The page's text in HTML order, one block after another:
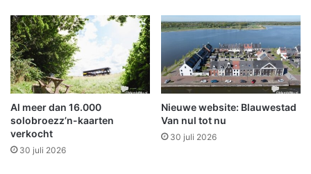
r
k
t
p
l
e
i
n
F
C
D
e
H
a
r
d
e
n
Al meer dan 16.000
solobroezz’n-kaarten
verkocht
30 juli 2026
Nieuwe website: Blauwestad
Van nul tot nu
30 juli 2026